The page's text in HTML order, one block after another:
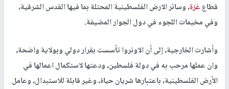
قطاعغزة، وسائر الارض الفلسطينية المحتلة بما فيها القدس الشرقية،
وفي مخيمات اللجوء في دول الجوار المضيفة.
وأشارت الخارجية، إلى أن الاونروا تأسست بقرار دولي وبولاية واضحة،
وان عملها مرحب به في دولة فلسطين، ودعتها لاستكمال اعمالها في
الأرض الفلسطينية، باعتبارها شريان حياة، وغير قابلة للاستبدال، وعامل